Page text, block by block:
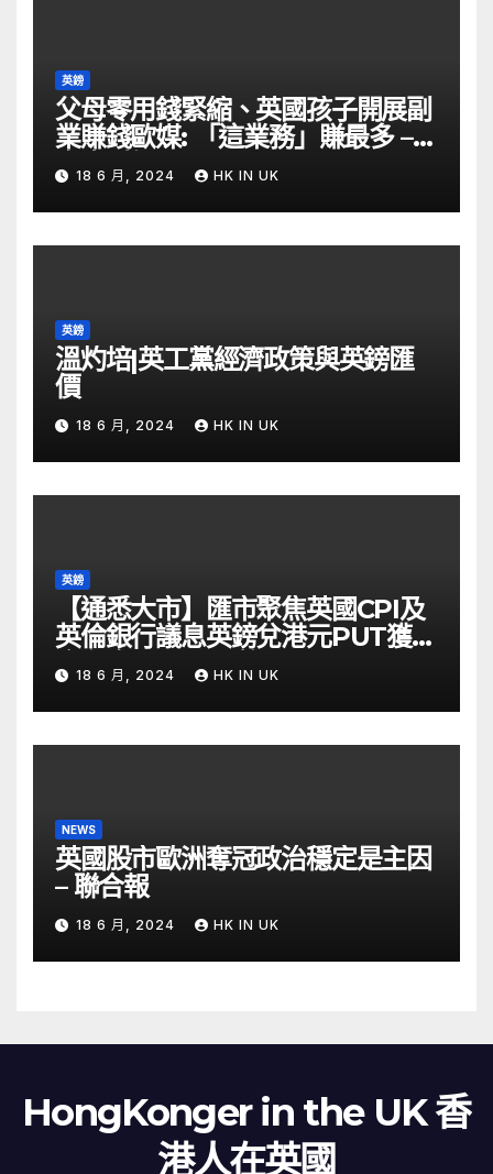
英鎊
父母零用錢緊縮、英國孩子開展副
業賺錢歐媒: 「這業務」賺最多 –
自由財經
18 6 月, 2024 HK IN UK
英鎊
溫灼培|英工黨經濟政策與英鎊匯
價
18 6 月, 2024 HK IN UK
英鎊
【通悉大市】匯市聚焦英國CPI及
英倫銀行議息英鎊兌港元PUT獲資
金留意 – Now 財經
18 6 月, 2024 HK IN UK
NEWS
英國股市歐洲奪冠政治穩定是主因
– 聯合報
18 6 月, 2024 HK IN UK
HongKonger in the UK 香
港人在英國